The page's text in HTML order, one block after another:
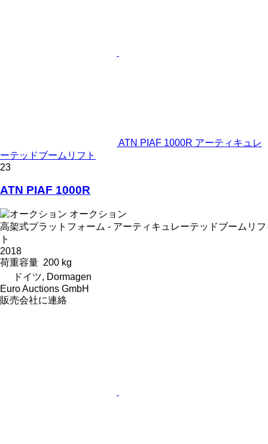
ATN PIAF 1000R アーティキュレ
ーテッドブームリフト
23
ATN PIAF 1000R
オークション
高架式プラットフォーム - アーティキュレーテッドブームリフ
ト
2018
荷重容量 200 kg
ドイツ, Dormagen
Euro Auctions GmbH
販売会社に連絡